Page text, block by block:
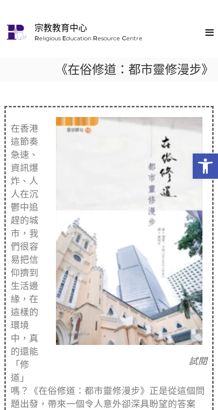
宗教教育中心
Religious Education Resource Centre
《在俗修道：都市靈修漫步》
試閱
在香港
這節奏
急速、
資訊爆
炸、人
人在沉
鬱中追
趕的城
市，我
們很容
易把信
仰擠到
生活邊
緣，在
這樣的
環境
中，真
的還能
「修
道」
嗎？《在俗修道：都市靈修漫步》正是從這個問
題出發，帶來一個令人意外卻深具盼望的答案